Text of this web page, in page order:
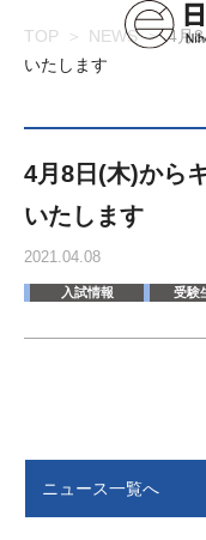
TOP NEWS
4月
いたします
4月8日(木)から
いたします
2021.04.08
入試情報 受験
ニュース一覧へ